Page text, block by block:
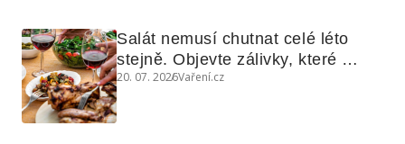
Salát nemusí chutnat celé léto
stejně. Objevte zálivky, které
využijete i na maso, nudle nebo
20. 07. 2026Vaření.cz